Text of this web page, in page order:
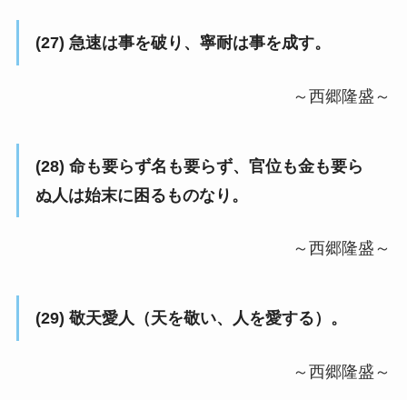
(27) 急速は事を破り、寧耐は事を成す。
～西郷隆盛～
(28) 命も要らず名も要らず、官位も金も要ら
ぬ人は始末に困るものなり。
～西郷隆盛～
(29) 敬天愛人（天を敬い、人を愛する）。
～西郷隆盛～